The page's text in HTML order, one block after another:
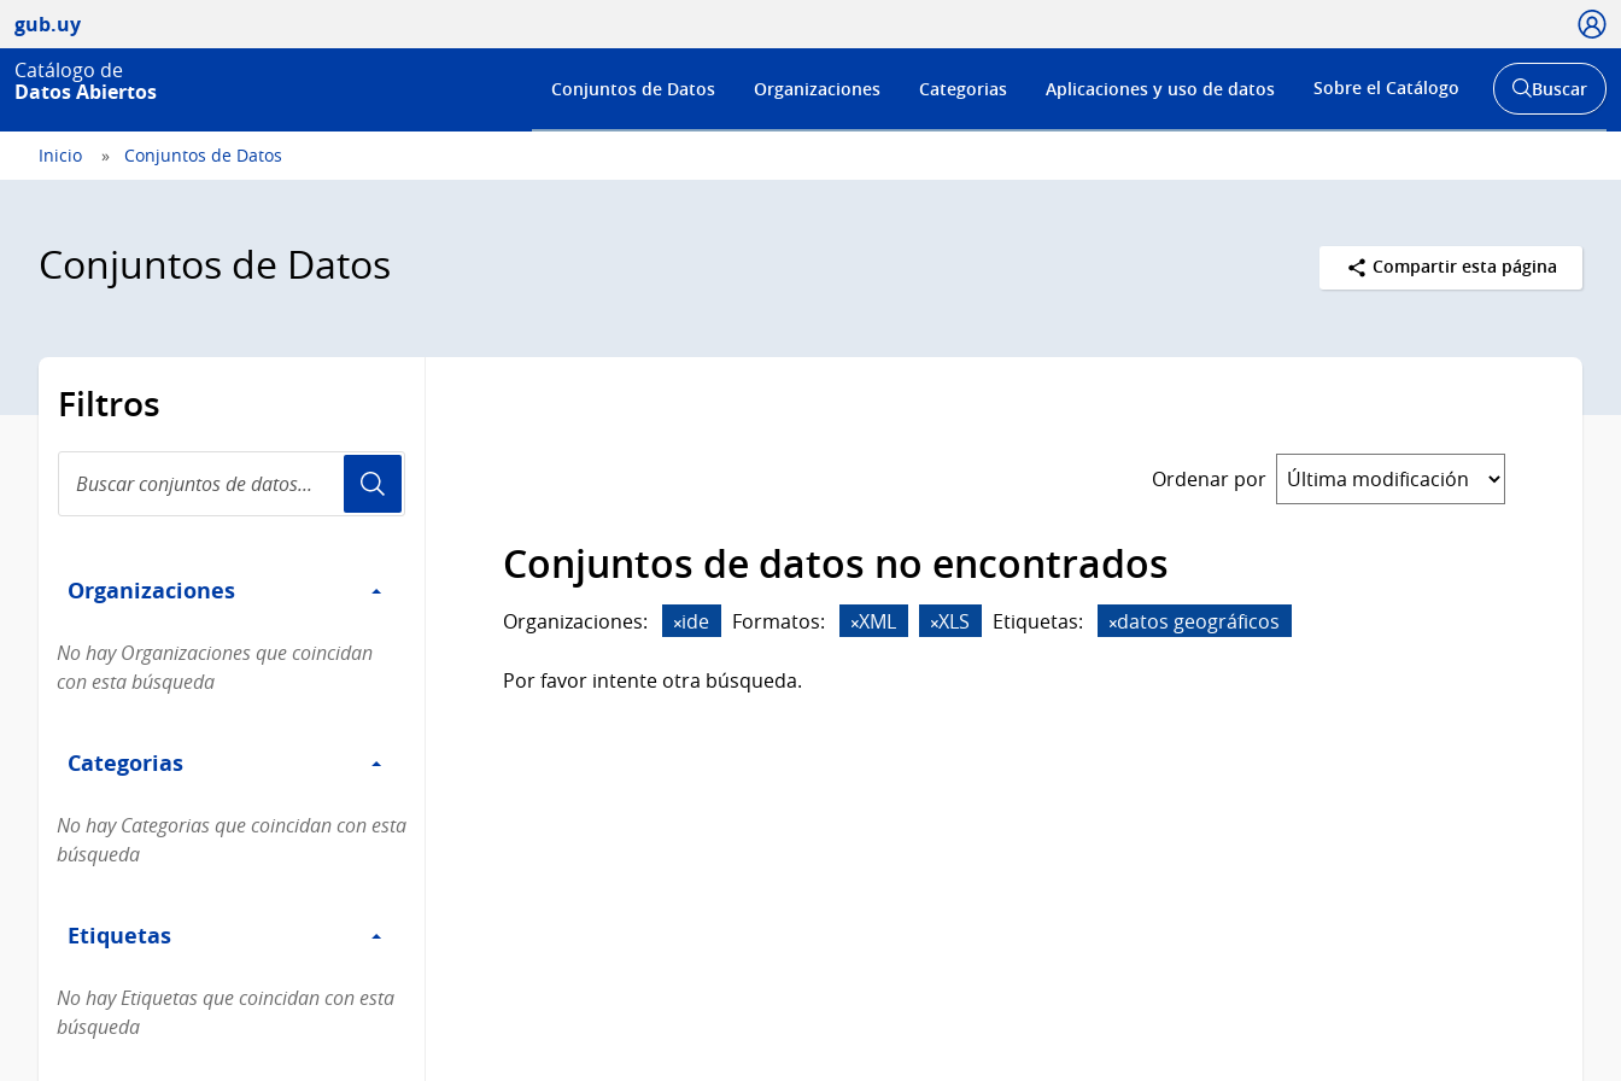
gub.uy
Catálogo de
Datos Abiertos
Menú
de
Conjuntos de Datos Organizaciones Categorias Aplicaciones y uso de datos Sobre el Catálogo
Abrir
buscador
Buscar
Inicio Conjuntos de Datos
Conjuntos de Datos Compartir esta página
Filtros
conjuntos
de
Organizaciones
Organizaciones
No hay Organizaciones que coincidan
con esta búsqueda
Categorias
Categorias
No hay Categorias que coincidan con esta
búsqueda
Etiquetas
Etiquetas
No hay Etiquetas que coincidan con esta
búsqueda
Ordenar por
Conjuntos de datos no encontrados
Organizaciones: ide Formatos: XML XLS Etiquetas: datos geográficos
Por favor intente otra búsqueda.